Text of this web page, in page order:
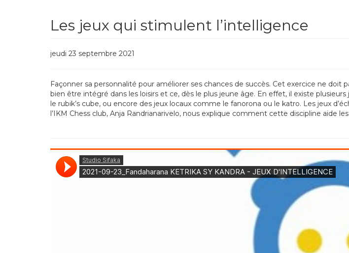
Les jeux qui stimulent l’intelligence
jeudi 23 septembre 2021
Façonner sa personnalité pour améliorer ses chances de succès. Cet exercice ne
bien être intégré dans les loisirs et ce, dès le plus jeune âge. En effet, il existe
le rubik’s cube, ou encore des jeux locaux comme le fanorona ou le katro. Les jeux
l’IKM Chess club, Anja Randrianarivelo, nous explique comment cette discipline aide